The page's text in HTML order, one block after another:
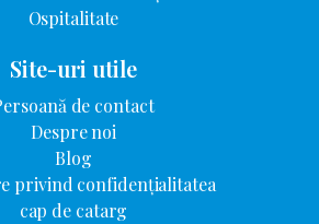
Ospitalitate
Site-uri utile
de contact
Despre noi
Blog
privind confidențialitatea
cap de catarg